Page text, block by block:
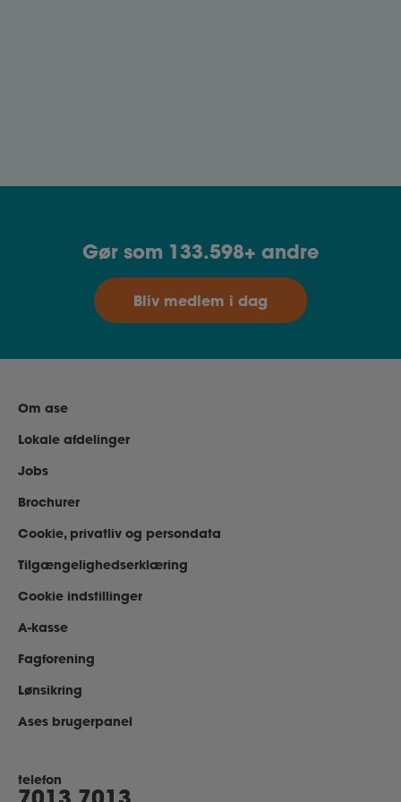
Gør som 133.598+ andre
Bliv medlem i dag
Om ase
Lokale afdelinger
Jobs
Brochurer
Cookie, privatliv og persondata
Tilgængelighedserklæring
Cookie indstillinger
A-kasse
Fagforening
Lønsikring
Ases brugerpanel
telefon